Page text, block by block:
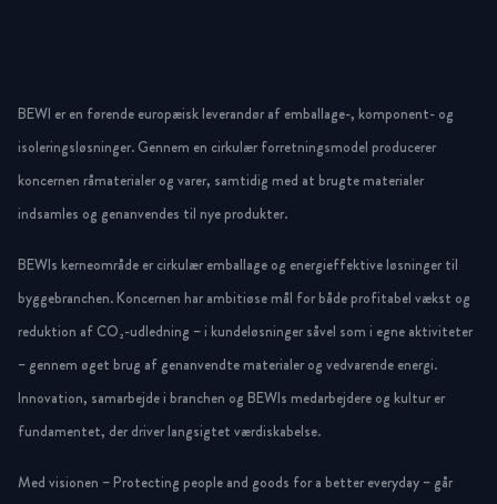
BEWI er en førende europæisk leverandør af emballage-, komponent- og
isoleringsløsninger. Gennem en cirkulær forretningsmodel producerer
koncernen råmaterialer og varer, samtidig med at brugte materialer
indsamles og genanvendes til nye produkter.
BEWIs kerneområde er cirkulær emballage og energieffektive løsninger til
byggebranchen. Koncernen har ambitiøse mål for både profitabel vækst og
reduktion af CO₂-udledning – i kundeløsninger såvel som i egne aktiviteter
– gennem øget brug af genanvendte materialer og vedvarende energi.
Innovation, samarbejde i branchen og BEWIs medarbejdere og kultur er
fundamentet, der driver langsigtet værdiskabelse.
Med visionen – Protecting people and goods for a better everyday – går